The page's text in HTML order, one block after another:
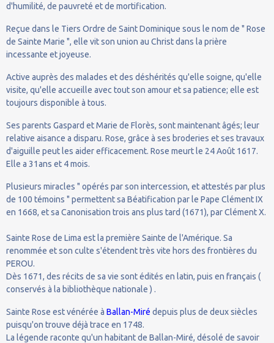
d'humilité, de pauvreté et de mortification.
Reçue dans le Tiers Ordre de Saint Dominique sous le nom de " Rose
de Sainte Marie ", elle vit son union au Christ dans la prière
incessante et joyeuse.
Active auprès des malades et des déshérités qu'elle soigne, qu'elle
visite, qu'elle accueille avec tout son amour et sa patience; elle est
toujours disponible à tous.
Ses parents Gaspard et Marie de Florès, sont maintenant âgés; leur
relative aisance a disparu. Rose, grâce à ses broderies et ses travaux
d'aiguille peut les aider efficacement. Rose meurt le 24 Août 1617.
Elle a 31ans et 4 mois.
Plusieurs miracles " opérés par son intercession, et attestés par plus
de 100 témoins " permettent sa Béatification par le Pape Clément IX
en 1668, et sa Canonisation trois ans plus tard (1671), par Clément X.
Sainte Rose de Lima est la première Sainte de l'Amérique. Sa
renommée et son culte s'étendent très vite hors des frontières du
PEROU.
Dès 1671, des récits de sa vie sont édités en latin, puis en français (
conservés à la bibliothèque nationale ) .
Sainte Rose est vénérée à Ballan-Miré depuis plus de deux siècles
puisqu'on trouve déjà trace en 1748.
La légende raconte qu'un habitant de Ballan-Miré, désolé de savoir